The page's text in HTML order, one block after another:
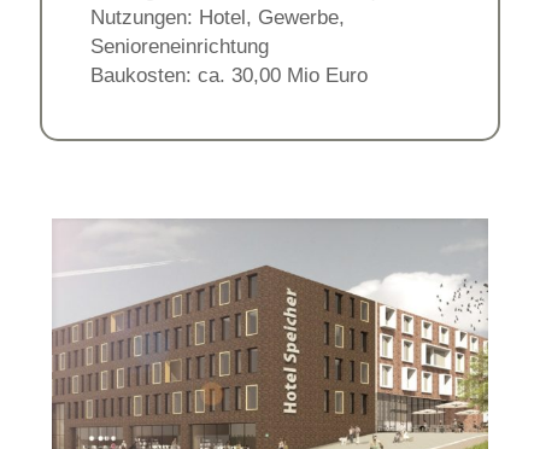
Nutzungen: Hotel, Gewerbe,
Senioreneinrichtung
Baukosten: ca. 30,00 Mio Euro